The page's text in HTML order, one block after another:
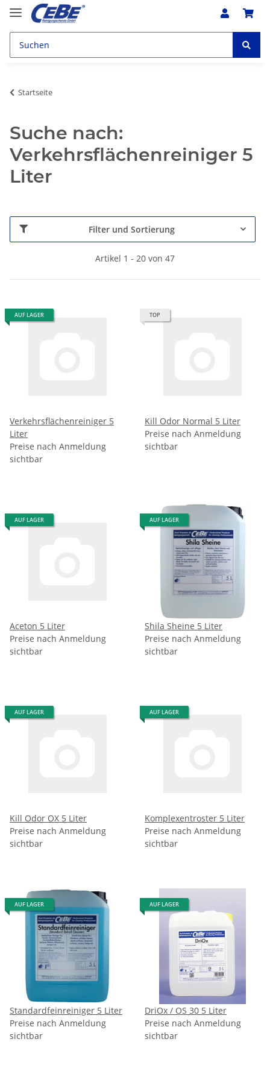
Startseite
Suche nach:
Verkehrsflächenreiniger 5
Liter
Filter und Sortierung
Artikel 1 - 20 von 47
AUF LAGER
Verkehrsflächenreiniger 5
Liter
Preise nach Anmeldung
sichtbar
TOP
Kill Odor Normal 5 Liter
Preise nach Anmeldung
sichtbar
AUF LAGER
Aceton 5 Liter
Preise nach Anmeldung
sichtbar
AUF LAGER
Shila Sheine 5 Liter
Preise nach Anmeldung
sichtbar
AUF LAGER
Kill Odor OX 5 Liter
Preise nach Anmeldung
sichtbar
AUF LAGER
Komplexentroster 5 Liter
Preise nach Anmeldung
sichtbar
AUF LAGER
Standardfeinreiniger 5 Liter
Preise nach Anmeldung
sichtbar
AUF LAGER
DriOx / OS 30 5 Liter
Preise nach Anmeldung
sichtbar